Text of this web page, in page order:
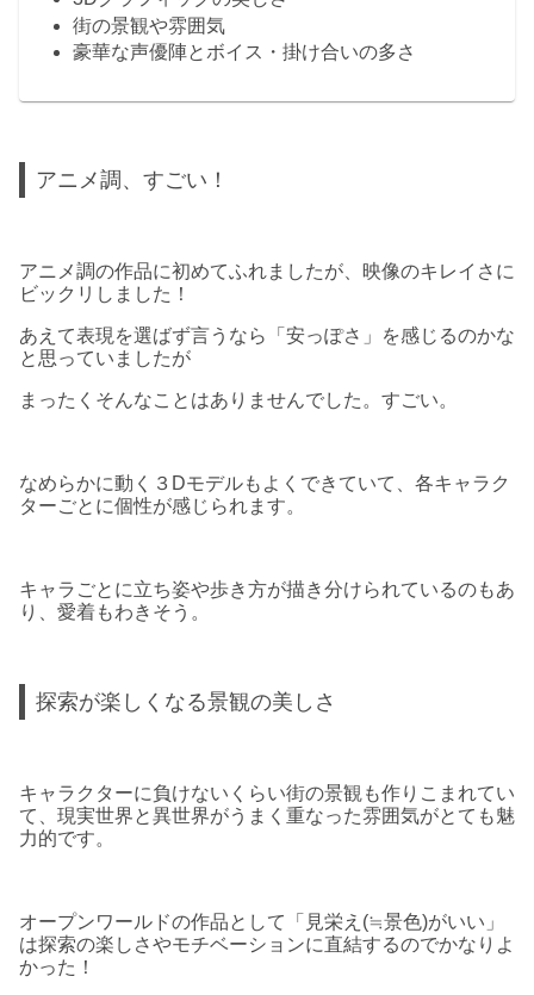
街の景観や雰囲気
豪華な声優陣とボイス・掛け合いの多さ
アニメ調、すごい！
アニメ調の作品に初めてふれましたが、映像のキレイさに
ビックリしました！
あえて表現を選ばず言うなら「安っぽさ」を感じるのかな
と思っていましたが
まったくそんなことはありませんでした。すごい。
なめらかに動く３Dモデルもよくできていて、各キャラク
ターごとに個性が感じられます。
キャラごとに立ち姿や歩き方が描き分けられているのもあ
り、愛着もわきそう。
探索が楽しくなる景観の美しさ
キャラクターに負けないくらい街の景観も作りこまれてい
て、現実世界と異世界がうまく重なった雰囲気がとても魅
力的です。
オープンワールドの作品として「見栄え(≒景色)がいい」
は探索の楽しさやモチベーションに直結するのでかなりよ
かった！